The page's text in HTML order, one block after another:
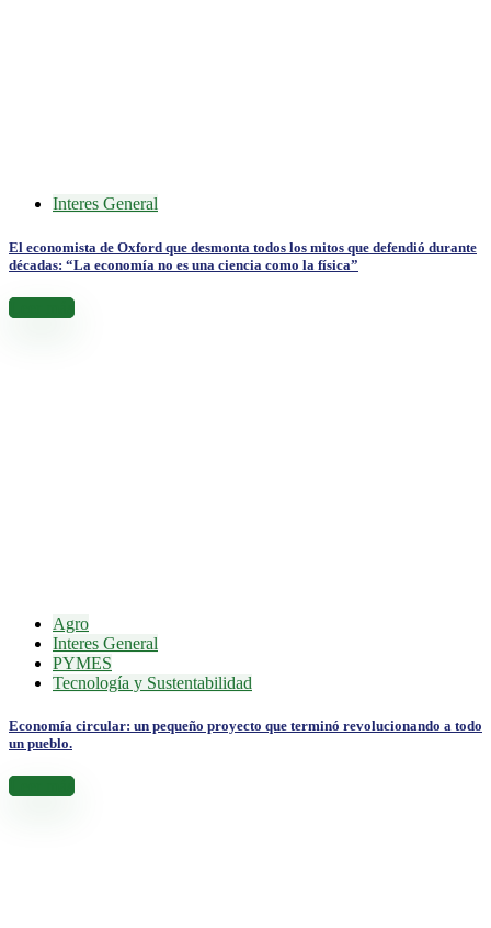
Interes General
El economista de Oxford que desmonta todos los mitos que defendió durante
décadas: “La economía no es una ciencia como la física”
Agro
Interes General
PYMES
Tecnología y Sustentabilidad
Economía circular: un pequeño proyecto que terminó revolucionando a todo
un pueblo.